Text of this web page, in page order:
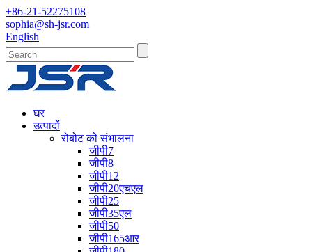
+86-21-52275108
sophia@sh-jsr.com
English
घर
उत्पादों
रोबोट को संभालना
जीपी7
जीपी8
जीपी12
जीपी20एचएल
जीपी25
जीपी35एल
जीपी50
जीपी165आर